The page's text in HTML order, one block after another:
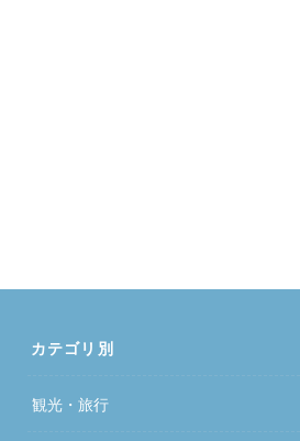
カテゴリ別
観光・旅行